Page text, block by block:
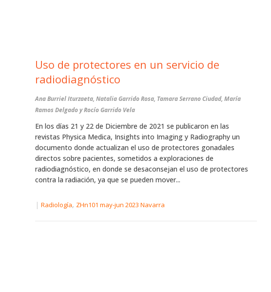
Uso de protectores en un servicio de
radiodiagnóstico
Ana Burriel Iturzaeta, Natalia Garrido Rosa, Tamara Serrano Ciudad, María
Ramos Delgado y Rocío Garrido Vela
En los días 21 y 22 de Diciembre de 2021 se publicaron en las
revistas Physica Medica, Insights into Imaging y Radiography un
documento donde actualizan el uso de protectores gonadales
directos sobre pacientes, sometidos a exploraciones de
radiodiagnóstico, en donde se desaconsejan el uso de protectores
contra la radiación, ya que se pueden mover...
| Radiología, ZHn101 may-jun 2023 Navarra